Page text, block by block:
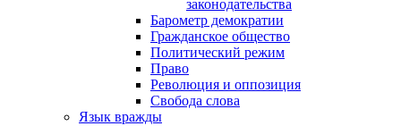
законодательства
Барометр демократии
Гражданское общество
Политический режим
Право
Революция и оппозиция
Свобода слова
Язык вражды